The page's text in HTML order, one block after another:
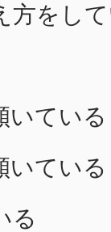
方をし
いている
いている
る